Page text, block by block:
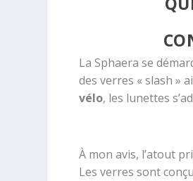
La Sphaera se
des verres « slash »
vélo, les lunettes
À mon avis, l’atout
Les verres sont